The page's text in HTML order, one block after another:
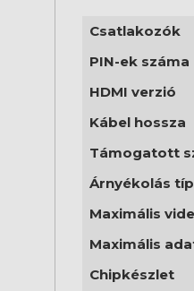
Csatlakozók
PIN-ek száma
HDMI verzió
Kábel hossza
Támogatott
Árnyékolás
Maximális
Maximális
Chipkészlet